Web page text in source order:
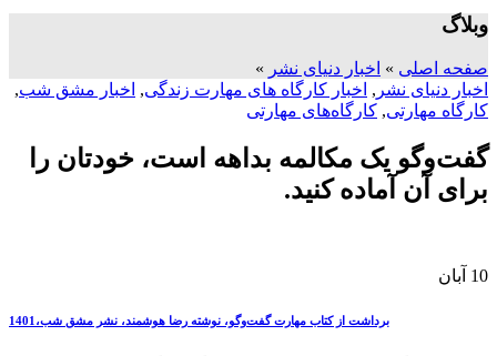
وبلاگ
صفحه اصلی » اخبار دنیای نشر »
اخبار دنیای نشر , اخبار کارگاه های مهارت زندگی, اخبار مشق شب,
کارگاه مهارتی, کارگاه‌های مهارتی
گفت‌و‌گو یک مکالمه بداهه است، خودتان را
برای آن آماده کنید.
10 آبان
برداشت از کتاب مهارت گفت‌و‌گو، نوشته رضا هوشمند، نشر مشق شب،1401